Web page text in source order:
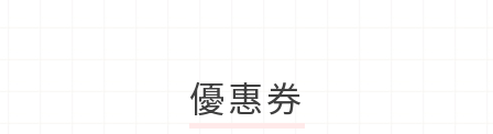
優惠券